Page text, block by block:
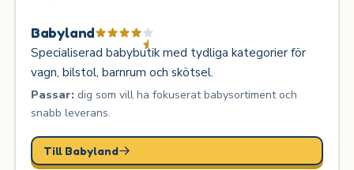
Babyland
Specialiserad babybutik med tydliga kategorier för
vagn, bilstol, barnrum och skötsel.
Passar:dig som vill ha fokuserat babysortiment och
snabb leverans.
Till Babyland